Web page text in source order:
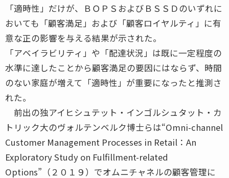
「適時性」だけが、ＢＯＰＳおよびＢＳＳＤのいずれに
おいても「顧客満足」および「顧客ロイヤルティ」に有
意な正の影響を与える結果が示された。
「アベイラビリティ」や「配達状況」は既に一定程度の
水準に達したことから顧客満足の要因にはならず、時間
のない家庭が増えて「適時性」が重要になったと推測さ
れた。
前出の独アイヒシュテット・インゴルシュタット・カ
トリック大のヴォルテンベルク博士らは“Omni-channel
Customer Management Processes in Retail：An
Exploratory Study on Fulﬁllment-related
Options”（２０１９）でオムニチャネルの顧客管理に